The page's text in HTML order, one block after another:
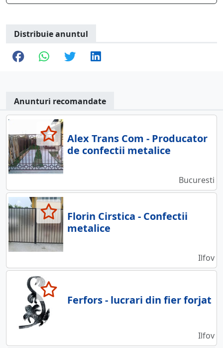
Distribuie anuntul
Anunturi recomandate
Alex Trans Com - Producator
de confectii metalice
Bucuresti
Florin Cirstica - Confectii
metalice
Ilfov
Ferfors - lucrari din fier forjat
Ilfov